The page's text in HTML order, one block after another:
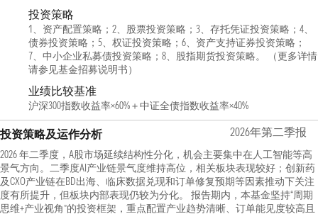
投资策略
1、资产配置策略；2、股票投资策略；3、存托凭证投资策略；4、
债券投资策略；5、权证投资策略；6、资产支持证券投资策略；
7、中小企业私募债投资策略；8、股指期货投资策略。 （更多详情
请参见基金招募说明书）
业绩比较基准
沪深300指数收益率×60%＋中证全债指数收益率×40%
投资策略及运作分析 2026年第二季报
2026 年二季度，A股市场延续结构性分化，机会主要集中在人工智能等高
景气方向。二季度AI产业链景气度维持高位，相关板块表现较好；创新药
及CXO产业链在BD出海、临床数据兑现和订单修复预期等因素推动下关注
度有所提升，但板块内部表现仍较为分化。 报告期内，本基金坚持“周期
思维+产业视角”的投资框架，重点配置产业趋势清晰、订单能见度较高且